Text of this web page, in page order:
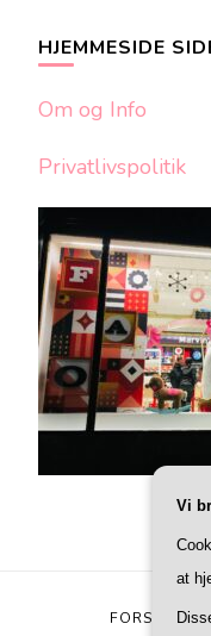
HJEMMESIDE
Om og Info
Privatlivspolitik
FORSIDE
Vi
at